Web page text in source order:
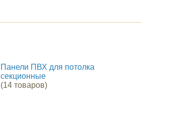
Панели ПВХ для потолка
секционные
(14 товаров)